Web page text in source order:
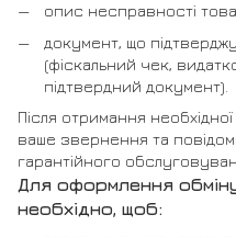
опис несправності
документ, що
(фіскальний чек,
підтвердний документ).
Після отримання
ваше звернення та
гарантійного
Для оформлення
необхідно, щоб: